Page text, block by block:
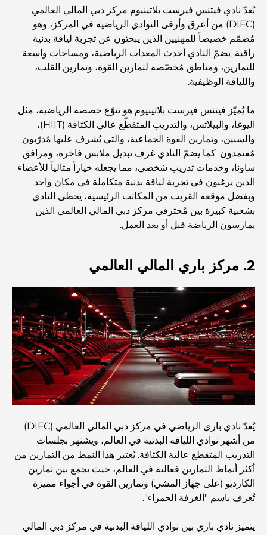
المطاعم الإيطالية في وسط مدينة دبي: تذوق إيطاليا في قلب
المدينة
أفضل 7 نوادي رياضية في دبي هيلز: اللياقة البدنية في أبهى
اكتشف أفضل وجبة إفطار في منطقة الخليج التجاري، دبي
المستشفيات الحكومية في دبي: رعاية صحية شاملة للجميع
أغلى سيارة لامبورغيني على الإطلاق: قائمة هواة الجمع
أغلى مدارس جيمس في دبي: دليل شامل للآباء
أفضل المدارس القريبة من داماك هيلز 2: دليل للعائلات
أفضل المطاعم الهندية في دبي: رحلة طهي
اكتشف ممشى نخلة جميرا: جولة بين الفخامة والإطلالات الخلابة
أفضل المناطق للسكن في دبي مع العائلة: اكتشف أفضل
الخيارات
فنادق الخمس نجوم في دبي: فخامة لا مثيل لها لكل مسافر
أشياء يمكنك القيام بها في وسط مدينة دبي: دليلك الشامل
يُعدّ نادي فيتنس فيرست بلاتينيوم مركز دبي المالي العالمي
(DIFC) من أعرق وأرقى النوادي الرياضية في المركز، وهو
مُصمّم خصيصاً للمهنيين الذين يبحثون عن تجربة لياقة بدنية
راقية. يضمّ النادي أحدث المعدات الرياضية، ومساحات واسعة
للتمارين، ومناطق مُخصّصة لتمارين القوة، وتمارين القلب،
واللياقة الوظيفية.
ما يُميّز فيتنس فيرست بلاتينيوم هو تنوّع حصصه الرياضية، مثل
اليوغا، والبيلاتس، والتدريب المتقطّع عالي الكثافة (HIIT)،
والسبين، وتمارين القوة الجماعية، والتي يُشرف عليها مُدرّبون
مُعتمدون. كما يضمّ النادي غرف تبديل ملابس فاخرة، ومرافق
ساونا، وخدمات تدريب شخصي، مما يجعله خياراً مثالياً للأعضاء
الذين يرغبون في تجربة لياقة بدنية متكاملة في مكان واحد.
وبفضل موقعه القريب من المكاتب الرئيسية، يحظى النادي
بشعبية كبيرة بين مُحترفي مركز دبي المالي العالمي الذين
يمارسون الرياضة قبل أو بعد العمل.
2. مركز باري المالي العالمي
يُعدّ نادي باري الرياضي في مركز دبي المالي العالمي (DIFC)
من أشهر نوادي اللياقة البدنية في العالم، ويشتهر بجلسات
التدريب المتقطع عالية الكثافة. يُعتبر هذا النمط من التمارين من
أكثر أنماط التمارين فعالية في العالم، حيث يجمع بين تمارين
الكارديو (على جهاز المشي) وتمارين القوة في أجواء مميزة
تُعرف باسم "الغرفة الحمراء".
يتميز نادي باري بين نوادي اللياقة البدنية في مركز دبي المالي